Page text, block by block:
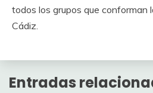
todos los grupos que conforman
Cádiz.
Entradas